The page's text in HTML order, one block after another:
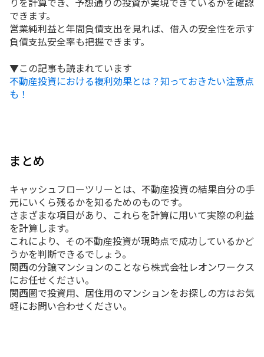
できます。
営業純利益と年間負債支出を見れば、借入の安全性を示す
負債支払安全率も把握できます。
▼この記事も読まれています
不動産投資における複利効果とは？知っておきたい注意点
も！
まとめ
キャッシュフローツリーとは、不動産投資の結果自分の手
元にいくら残るかを知るためのものです。
さまざまな項目があり、これらを計算に用いて実際の利益
を計算します。
これにより、その不動産投資が現時点で成功しているかど
うかを判断できるでしょう。
関西の分譲マンションのことなら株式会社レオンワークス
にお任せください。
関西圏で投資用、居住用のマンションをお探しの方はお気
軽にお問い合わせください。